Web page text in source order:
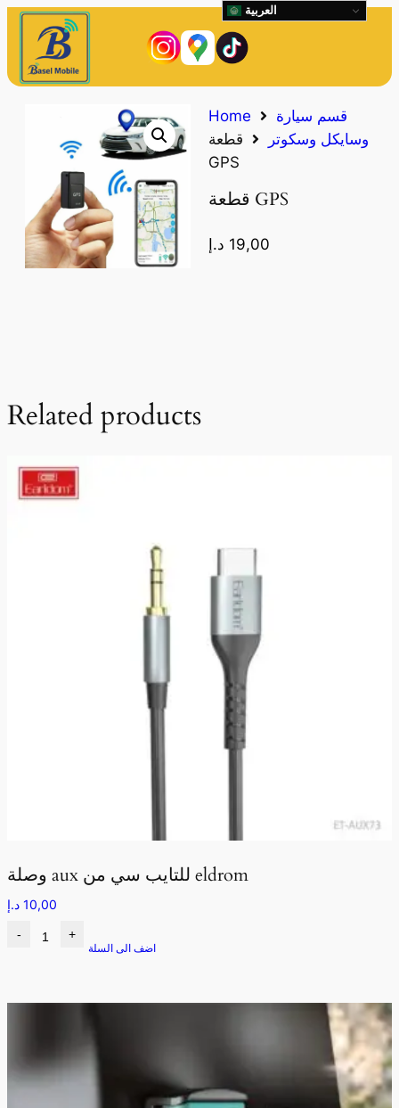
Home
قسم سيارة
وسايكل وسكوتر
قطعة
GPS
قطعة GPS
19,00 د.إ
Related products
وصلة aux للتايب سي من eldrom
10,00 د.إ
- +
اضف الى السلة
العربية